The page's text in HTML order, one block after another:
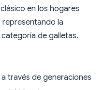
en los hogares
representando la
de galletas.
través de generaciones